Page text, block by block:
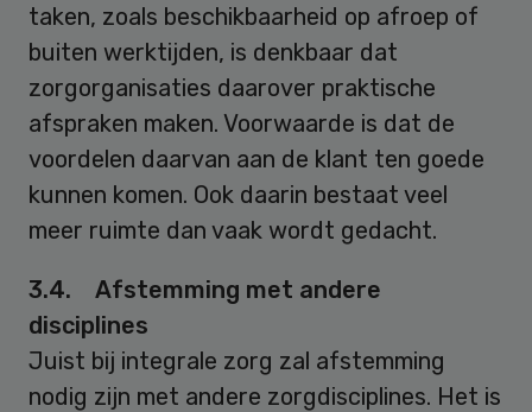
taken, zoals beschikbaarheid op afroep of
buiten werktijden, is denkbaar dat
zorgorganisaties daarover praktische
afspraken maken. Voorwaarde is dat de
voordelen daarvan aan de klant ten goede
kunnen komen. Ook daarin bestaat veel
meer ruimte dan vaak wordt gedacht.
3.4. Afstemming met andere
disciplines
Juist bij integrale zorg zal afstemming
nodig zijn met andere zorgdisciplines. Het is